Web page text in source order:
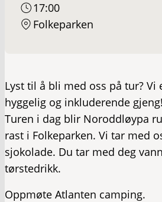
17:00
Folkeparken
Lyst til å bli med oss på tur? Vi
hyggelig og inkluderende gjeng!
Turen i dag blir Noroddløypa
rast i Folkeparken. Vi tar med
sjokolade. Du tar med deg
tørstedrikk.
Oppmøte Atlanten camping.